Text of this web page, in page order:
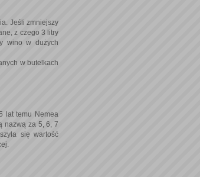
Jeśli zmniejszy
z czego 3 litry
wino w dużych
w butelkach
lat temu Nemea
nazwą za 5, 6, 7
się wartość